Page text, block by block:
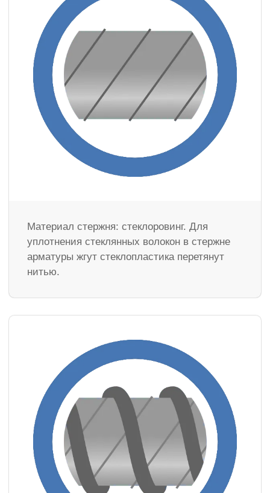
Материал стержня: стеклоровинг. Для
уплотнения стеклянных волокон в стержне
арматуры жгут стеклопластика перетянут
нитью.